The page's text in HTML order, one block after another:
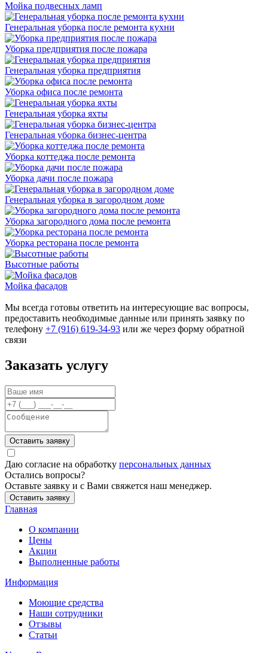
Мойка подвесных ламп
Генеральная уборка после ремонта кухни
Уборка предприятия после пожара
Генеральная уборка предприятия
Уборка офиса после ремонта
Генеральная уборка яхты
Генеральная уборка бизнес-центра
Уборка коттеджа после ремонта
Уборка дачи после пожара
Генеральная уборка в загородном доме
Уборка загородного дома после ремонта
Уборка ресторана после ремонта
Высотные работы
Мойка фасадов
Мы всегда готовы ответить на интересующие вас вопросы,
предоставить необходимые данные или принять заявку по
телефону +7 (916) 619-34-93 или же через форму обратной
связи
Заказать услугу
Оставить заявку
Даю согласие на обработку персональных данных
Остались вопросы?
Оставьте заявку и с Вами свяжется наш менеджер.
Оставить заявку
Главная
О компании
Цены
Акции
Выполненные работы
Информация
Моющие средства
Наши сотрудники
Отзывы
Статьи